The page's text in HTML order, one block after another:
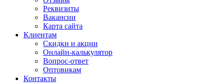
Реквизиты
Вакансии
Карта сайта
Клиентам
Скидки и акции
Онлайн-калькулятор
Вопрос-ответ
Оптовикам
Контакты